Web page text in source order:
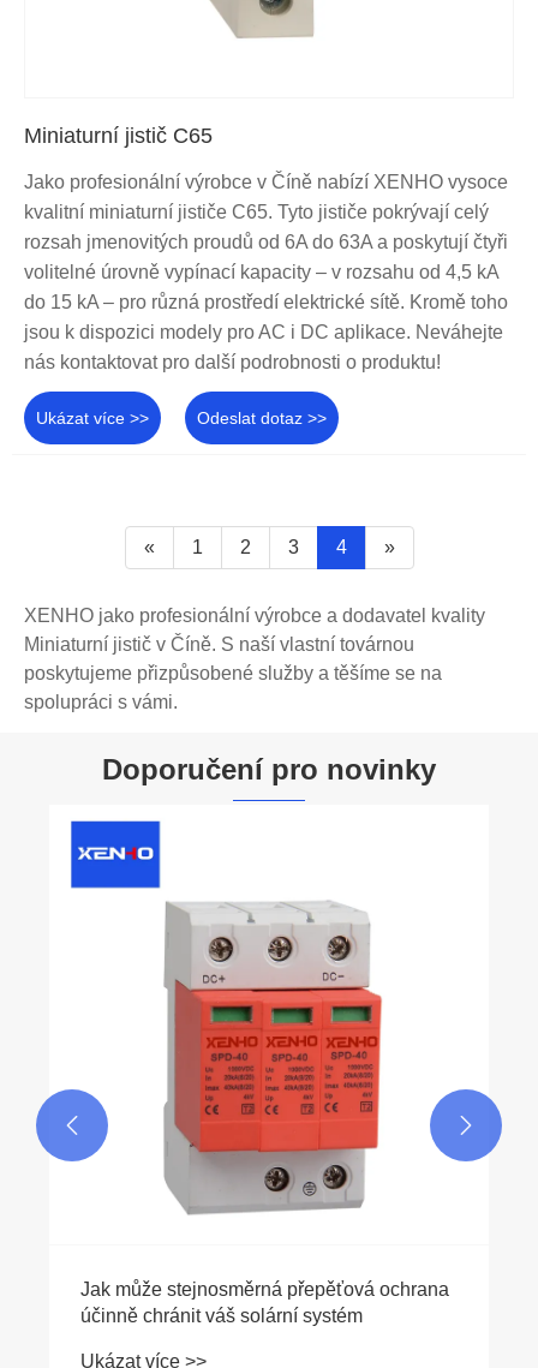
Miniaturní jistič C65
Jako profesionální výrobce v Číně nabízí XENHO vysoce
kvalitní miniaturní jističe C65. Tyto jističe pokrývají celý
rozsah jmenovitých proudů od 6A do 63A a poskytují čtyři
volitelné úrovně vypínací kapacity – v rozsahu od 4,5 kA
do 15 kA – pro různá prostředí elektrické sítě. Kromě toho
jsou k dispozici modely pro AC i DC aplikace. Neváhejte
nás kontaktovat pro další podrobnosti o produktu!
Ukázat více >> Odeslat dotaz >>
« 1 2 3 4 »
XENHO jako profesionální výrobce a dodavatel kvality
Miniaturní jistič v Číně. S naší vlastní továrnou
poskytujeme přizpůsobené služby a těšíme se na
spolupráci s vámi.
Doporučení pro novinky
Jak může stejnosměrná přepěťová ochrana
účinně chránit váš solární systém
Ukázat více >>
 